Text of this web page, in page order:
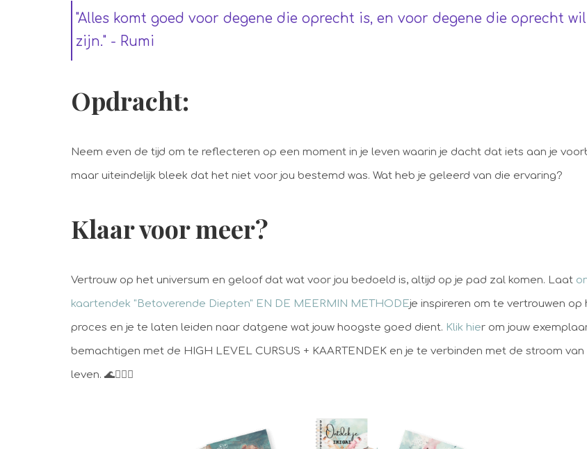
"Alles komt goed voor degene die oprecht is, en voor degene die oprecht wil
zijn." - Rumi
Opdracht:
Neem even de tijd om te reflecteren op een moment in je leven waarin je dacht dat iets aan je
maar uiteindelijk bleek dat het niet voor jou bestemd was. Wat heb je geleerd van die ervaring?
Klaar voor meer?
Vertrouw op het universum en geloof dat wat voor jou bedoeld is, altijd op je pad zal komen. Laat
kaartendek "Betoverende Diepten" EN DE MEERMIN METHODEje inspireren om te vertrouwen op
proces en je te laten leiden naar datgene wat jouw hoogste goed dient. Klik hier om jouw
bemachtigen met de HIGH LEVEL CURSUS + KAARTENDEK en je te verbinden met de stroom
leven. 🌊🧜‍♀️✨